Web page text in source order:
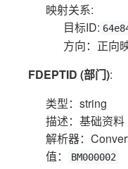
映射关系:
目标ID:
方向：正向
FDEPTID (部门):
类型：string
描述：基础资料
解析器：
值：
BM000002